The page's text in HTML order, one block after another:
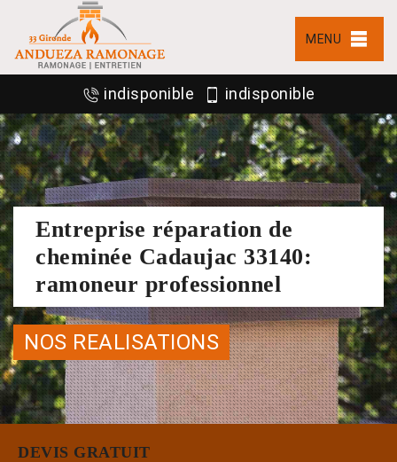
MENU
indisponible indisponible
Entreprise réparation de
cheminée Cadaujac 33140:
ramoneur professionnel
NOS REALISATIONS
DEVIS GRATUIT